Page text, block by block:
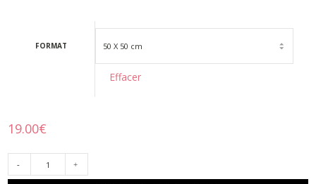
FORMAT
Effacer
19.00€